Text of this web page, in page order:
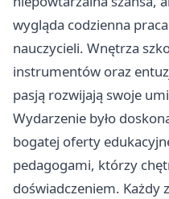
wygląda codzienna
nauczycieli. Wnętrza
instrumentów oraz
pasją rozwijają swoje
Wydarzenie było
bogatej oferty
pedagogami, którzy
doświadczeniem. Każdy